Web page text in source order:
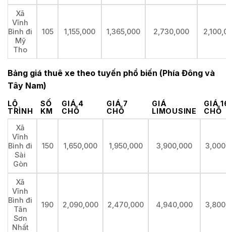
Xã
Vĩnh
Bình đi
Mỹ
Tho
105 1,155,000 1,365,000 2,730,000
Bảng giá thuê xe theo tuyến phổ biến (Phía Đông và
Tây Nam)
LỘ
TRÌNH
SỐ
KM
GIÁ 4
CHỖ
GIÁ 7
CHỖ
GIÁ
LIMOUSINE
GIÁ
CHỖ
Xã
Vĩnh
Bình đi
Sài
Gòn
150 1,650,000 1,950,000 3,900,000
Xã
Vĩnh
Bình đi
Tân
Sơn
Nhất
190 2,090,000 2,470,000 4,940,000